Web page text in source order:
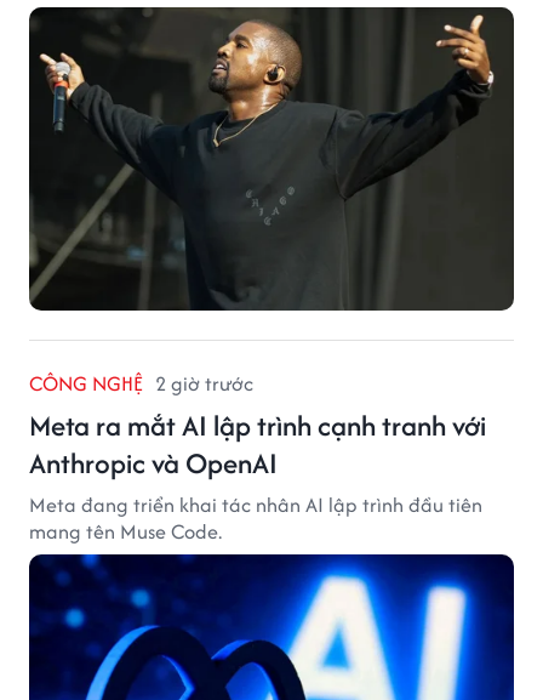
CÔNG NGHỆ 2 giờ trước
Meta ra mắt AI lập trình cạnh tranh với
Anthropic và OpenAI
Meta đang triển khai tác nhân AI lập trình đầu tiên
mang tên Muse Code.